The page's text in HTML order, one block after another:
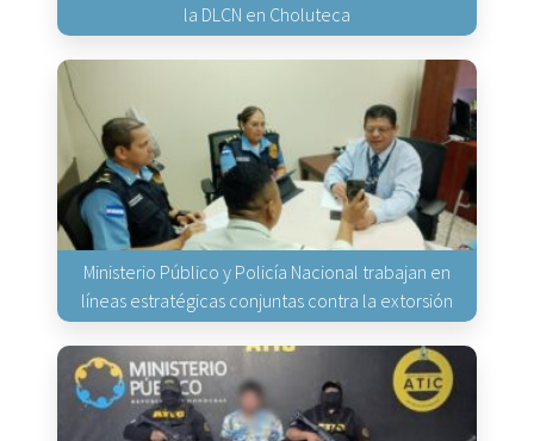
la DLCN en Choluteca
Ministerio Público y Policía Nacional trabajan en
líneas estratégicas conjuntas contra la extorsión